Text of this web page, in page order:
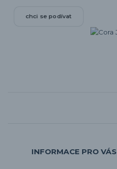
chci se podívat
INFORMACE PRO VÁS